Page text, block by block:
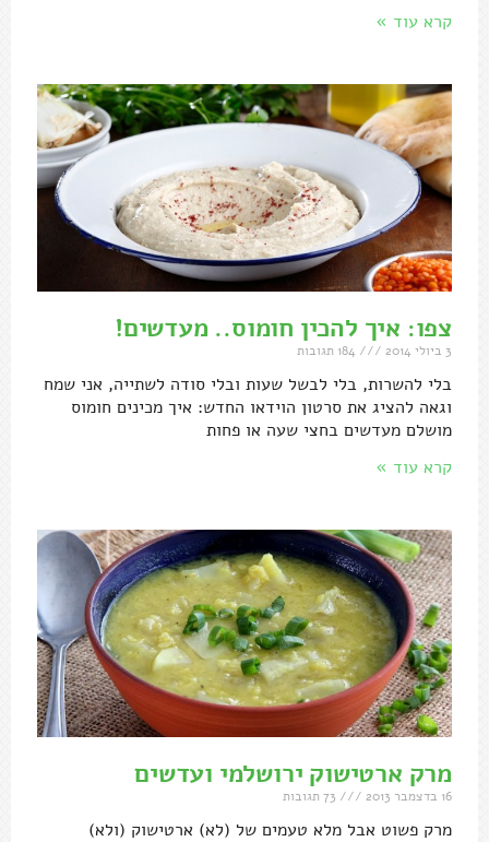
קרא עוד »
צפו: איך להכין חומוס.. מעדשים!
3 ביולי 2014
בלי להשרות, בלי לבשל שעות ובלי סודה לשתייה, אני שמח
וגאה להציג את סרטון הוידאו החדש: איך מכינים חומוס
מושלם מעדשים בחצי שעה או פחות
קרא עוד »
מרק ארטישוק ירושלמי ועדשים
16 בדצמבר 2013
מרק פשוט אבל מלא טעמים של (לא) ארטישוק (ולא)